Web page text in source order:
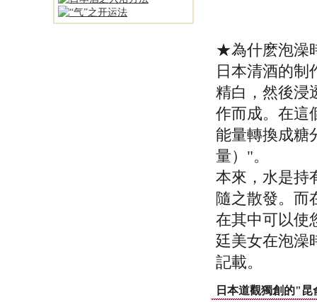
★為什麽泡澡
日本清酒的制
精白，然後浸
作而成。在這
能量轉換成糖
量）"。
本來，水是持
隨之散發。而
在其中可以使
廷美女在泡澡
記載。
日本道觀獨創的"